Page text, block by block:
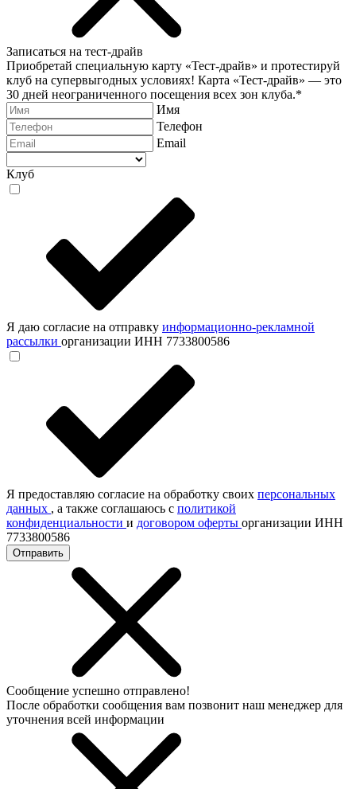
Записаться на тест-драйв
Приобретай специальную карту «Тест-драйв» и протестируй
клуб на супервыгодных условиях! Карта «Тест-драйв» — это
30 дней неограниченного посещения всех зон клуба.*
Имя
Телефон
Email
Клуб
Я даю согласие на отправку информационно-рекламной
рассылки организации ИНН 7733800586
Я предоставляю согласие на обработку своих персональных
данных , а также соглашаюсь с политикой
конфиденциальности и договором оферты организации ИНН
7733800586
Отправить
Сообщение успешно отправлено!
После обработки сообщения вам позвонит наш менеджер для
уточнения всей информации